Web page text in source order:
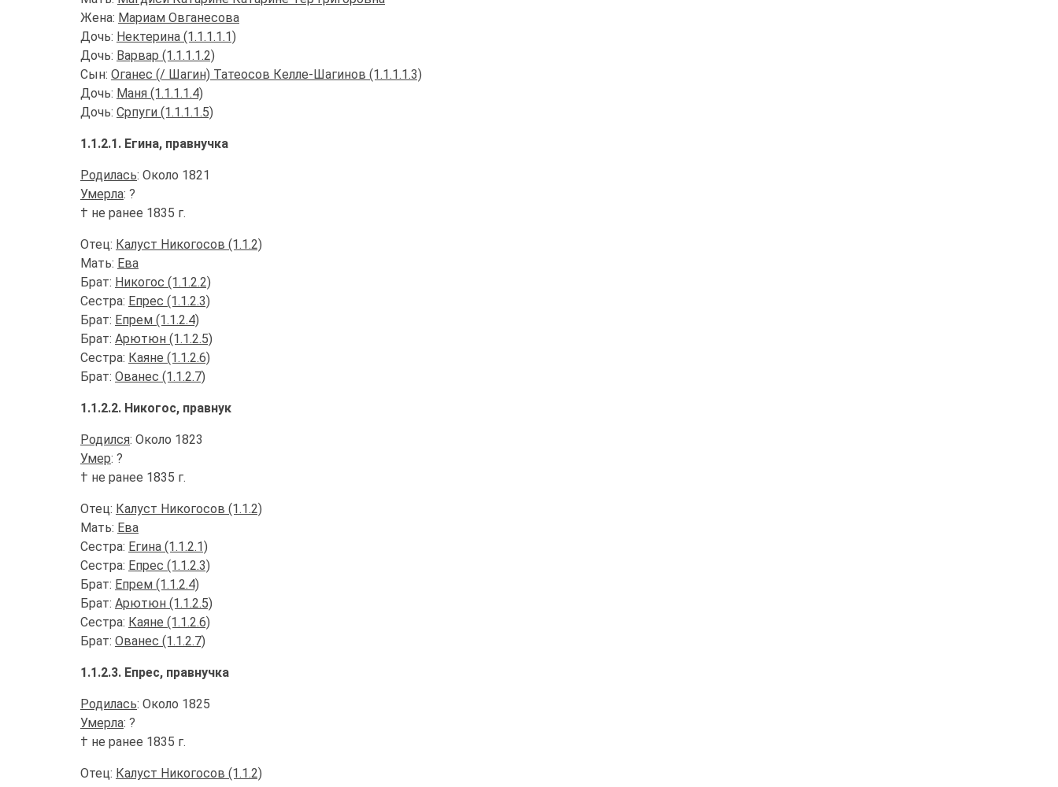
Жена: Мариам Овганесова
Дочь: Нектерина (1.1.1.1.1)
Дочь: Варвар (1.1.1.1.2)
Сын: Оганес (/ Шагин) Татеосов Келле-Шагинов (1.1.1.1.3)
Дочь: Маня (1.1.1.1.4)
Дочь: Српуги (1.1.1.1.5)
1.1.2.1. Егина, правнучка
Родилась: Около 1821
Умерла: ?
† не ранее 1835 г.
Отец: Калуст Никогосов (1.1.2)
Мать: Ева
Брат: Никогос (1.1.2.2)
Сестра: Епрес (1.1.2.3)
Брат: Епрем (1.1.2.4)
Брат: Арютюн (1.1.2.5)
Сестра: Каяне (1.1.2.6)
Брат: Ованес (1.1.2.7)
1.1.2.2. Никогос, правнук
Родился: Около 1823
Умер: ?
† не ранее 1835 г.
Отец: Калуст Никогосов (1.1.2)
Мать: Ева
Сестра: Егина (1.1.2.1)
Сестра: Епрес (1.1.2.3)
Брат: Епрем (1.1.2.4)
Брат: Арютюн (1.1.2.5)
Сестра: Каяне (1.1.2.6)
Брат: Ованес (1.1.2.7)
1.1.2.3. Епрес, правнучка
Родилась: Около 1825
Умерла: ?
† не ранее 1835 г.
Отец: Калуст Никогосов (1.1.2)